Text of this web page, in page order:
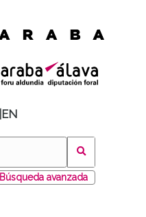
EN
Búsqueda avanzada